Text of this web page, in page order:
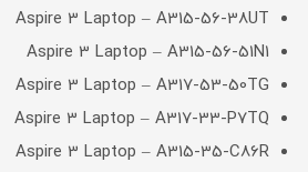
Aspire 3 Laptop – A315-56-38UT
Aspire 3 Laptop – A315-56-51N1
Aspire 3 Laptop – A317-53-50TG
Aspire 3 Laptop – A317-33-P7TQ
Aspire 3 Laptop – A315-35-C86R